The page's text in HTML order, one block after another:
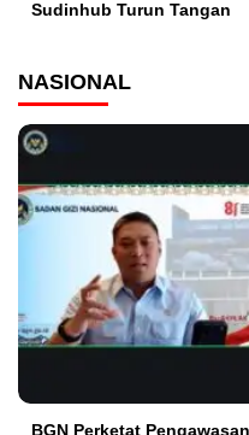
Sudinhub Turun Tangan
NASIONAL
BGN Perketat